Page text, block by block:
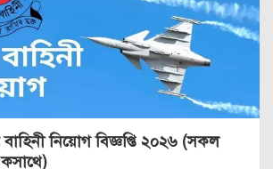
বাহিনী নিয়োগ বিজ্ঞপ্তি ২০২৬ (সকল